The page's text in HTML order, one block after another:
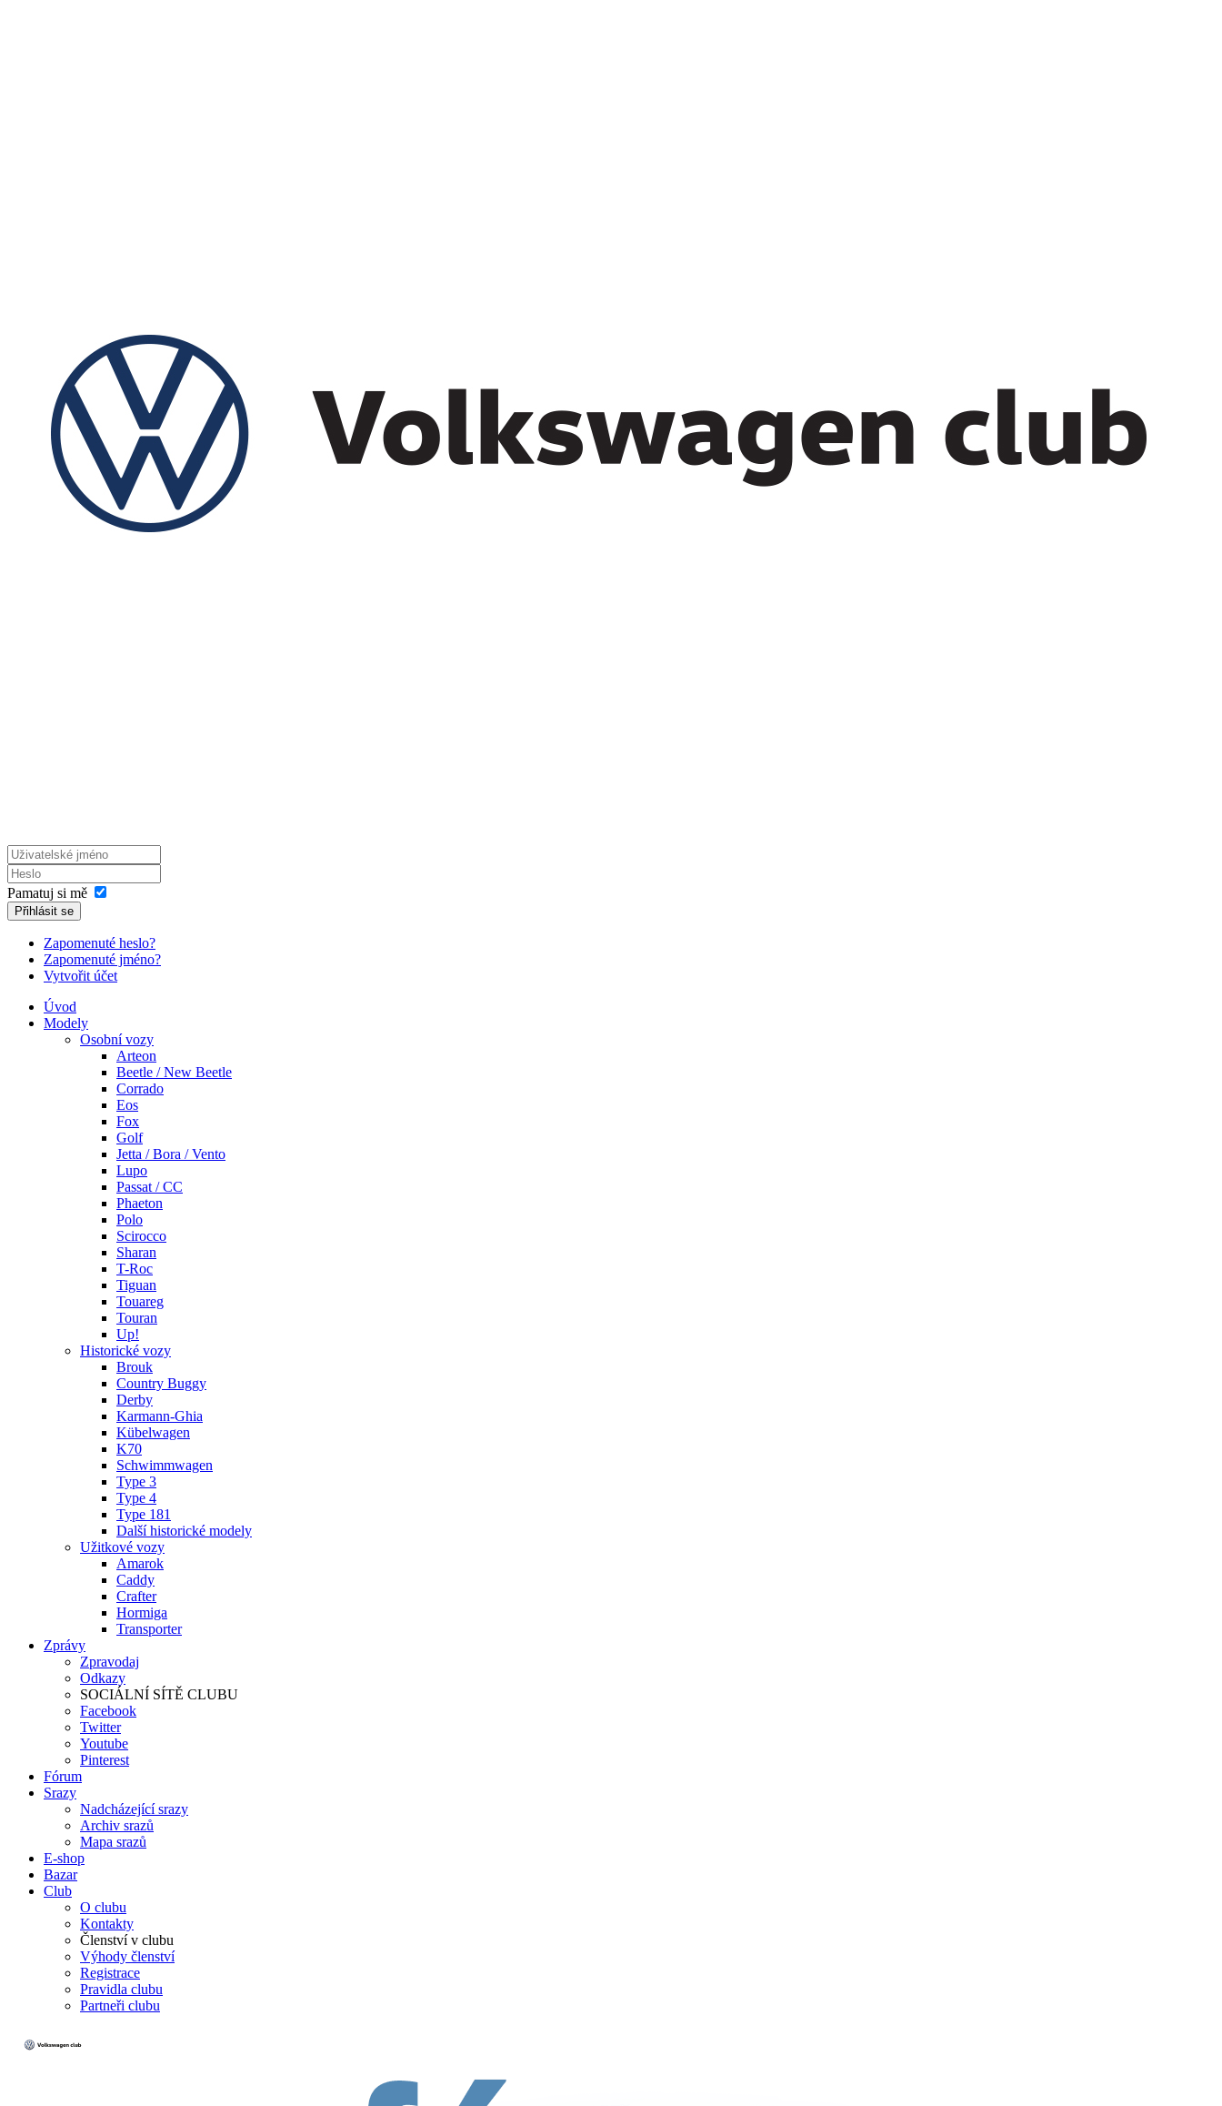
Pamatuj si mě
Přihlásit se
Zapomenuté heslo?
Zapomenuté jméno?
Vytvořit účet
Úvod
Modely
Osobní vozy
Arteon
Beetle / New Beetle
Corrado
Eos
Fox
Golf
Jetta / Bora / Vento
Lupo
Passat / CC
Phaeton
Polo
Scirocco
Sharan
T-Roc
Tiguan
Touareg
Touran
Up!
Historické vozy
Brouk
Country Buggy
Derby
Karmann-Ghia
Kübelwagen
K70
Schwimmwagen
Type 3
Type 4
Type 181
Další historické modely
Užitkové vozy
Amarok
Caddy
Crafter
Hormiga
Transporter
Zprávy
Zpravodaj
Odkazy
SOCIÁLNÍ SÍTĚ CLUBU
Facebook
Twitter
Youtube
Pinterest
Fórum
Srazy
Nadcházející srazy
Archiv srazů
Mapa srazů
E-shop
Bazar
Club
O clubu
Kontakty
Členství v clubu
Výhody členství
Registrace
Pravidla clubu
Partneři clubu